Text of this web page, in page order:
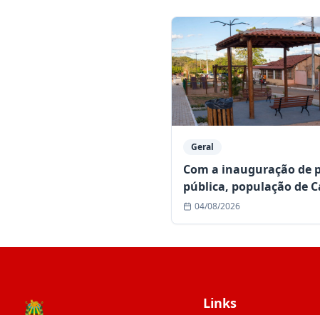
Geral
Com a inauguração de
pública, população de
da Estrada conta com
espaço de lazer
04/08/2026
Links